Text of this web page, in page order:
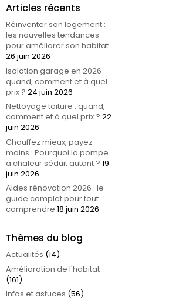
Articles récents
Réinventer son logement :
les nouvelles tendances
pour améliorer son habitat
26 juin 2026
Isolation garage en 2026 :
quand, comment et à quel
prix ? 24 juin 2026
Nettoyage toiture : quand,
comment et à quel prix ? 22
juin 2026
Chauffez mieux, payez
moins : Pourquoi la pompe
à chaleur séduit autant ? 19
juin 2026
Aides rénovation 2026 : le
guide complet pour tout
comprendre 18 juin 2026
Thèmes du blog
Actualités (14)
Amélioration de l'habitat
(161)
Infos et astuces (56)